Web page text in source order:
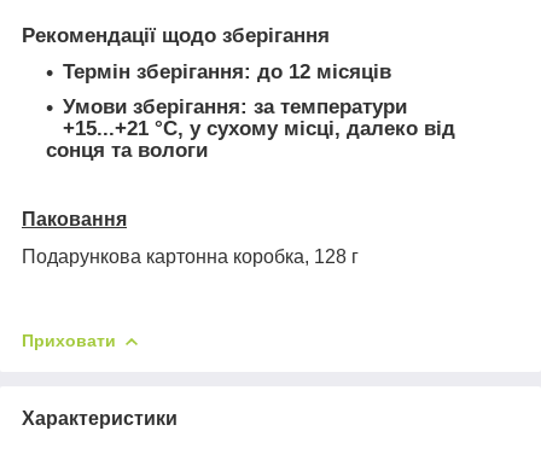
Рекомендації щодо зберігання
Термін зберігання: до 12 місяців
Умови зберігання: за температури
+15...+21 °C, у сухому місці, далеко від
сонця та вологи
Паковання
Подарункова картонна коробка, 128 г
Приховати
Характеристики